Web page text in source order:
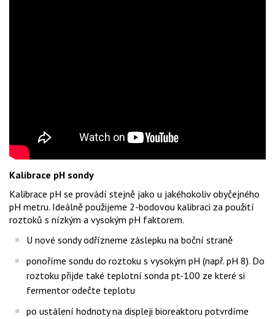
Kalibrace pH sondy
Kalibrace pH se provádí stejně jako u jakéhokoliv obyčejného
pH metru. Ideálně použijeme 2-bodovou kalibraci za použití
roztoků s nízkým a vysokým pH faktorem.
U nové sondy odřízneme záslepku na boční straně
ponoříme sondu do roztoku s vysokým pH (např. pH 8). Do
roztoku přijde také teplotní sonda pt-100 ze které si
fermentor odečte teplotu
po ustálení hodnoty na displeji bioreaktoru potvrdíme